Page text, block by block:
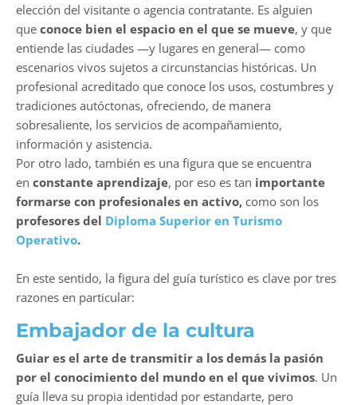
elección del visitante o agencia contratante. Es alguien
que conoce bien el espacio en el que se mueve, y que
entiende las ciudades —y lugares en general­­— como
escenarios vivos sujetos a circunstancias históricas. Un
profesional acreditado que conoce los usos, costumbres y
tradiciones autóctonas, ofreciendo, de manera
sobresaliente, los servicios de acompañamiento,
información y asistencia.
Por otro lado, también es una figura que se encuentra
en constante aprendizaje, por eso es tan importante
formarse con profesionales en activo, como son los
profesores del Diploma Superior en Turismo
Operativo.
En este sentido, la figura del guía turístico es clave por tres
razones en particular:
Embajador de la cultura
Guiar es el arte de transmitir a los demás la pasión
por el conocimiento del mundo en el que vivimos. Un
guía lleva su propia identidad por estandarte, pero